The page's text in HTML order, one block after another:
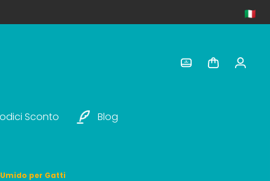
Sconto Blog
per Gatti